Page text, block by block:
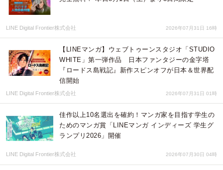
LINE Digital Frontier株式会社 2026年07月31日 16時
【LINEマンガ】ウェブトゥーンスタジオ「STUDIO
WHITE」第一弾作品 日本ファンタジーの金字塔
『ロードス島戦記』新作スピンオフが日本＆世界配
信開始
LINE Digital Frontier株式会社 2026年07月31日 01時
佳作以上10名選出を確約！マンガ家を目指す学生の
ためのマンガ賞「LINEマンガ インディーズ 学生グ
ランプリ2026」開催
LINE Digital Frontier株式会社 2026年07月30日 04時